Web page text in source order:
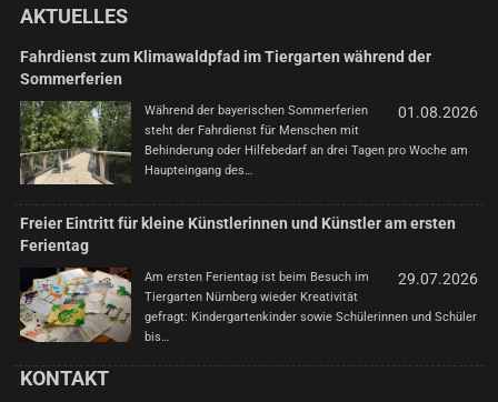
AKTUELLES
Fahrdienst zum Klimawaldpfad im Tiergarten während der
Sommerferien
01.08.2026
Während der bayerischen Sommerferien
steht der Fahrdienst für Menschen mit
Behinderung oder Hilfebedarf an drei Tagen pro Woche am
Haupteingang des…
Freier Eintritt für kleine Künstlerinnen und Künstler am ersten
Ferientag
29.07.2026
Am ersten Ferientag ist beim Besuch im
Tiergarten Nürnberg wieder Kreativität
gefragt: Kindergartenkinder sowie Schülerinnen und Schüler
bis…
KONTAKT